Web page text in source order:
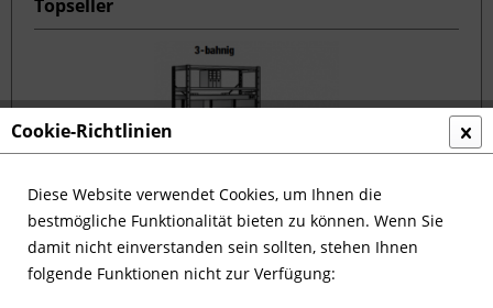
Topseller
Hängeregistraturregal (Einseitiges Regal,...
ab 628,25 € *
Cookie-Richtlinien
Diese Website verwendet Cookies, um Ihnen die
bestmögliche Funktionalität bieten zu können. Wenn Sie
damit nicht einverstanden sein sollten, stehen Ihnen
folgende Funktionen nicht zur Verfügung: